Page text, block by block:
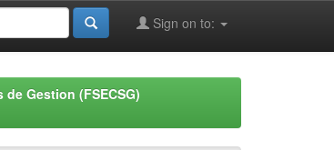
Sign on to:
Gestion (FSECSG)